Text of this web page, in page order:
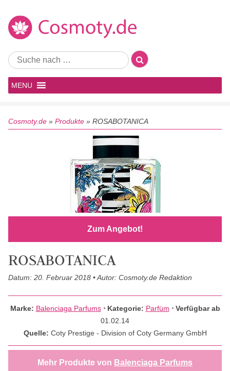
MENU
Cosmoty.de » Produkte » ROSABOTANICA
Zum Angebot!
ROSABOTANICA
Datum: 20. Februar 2018 • Autor: Cosmoty.de Redaktion
Marke: Balenciaga Parfums ⋅ Kategorie: Parfüm ⋅ Verfügbar ab
01.02.14
Quelle: Coty Prestige - Division of Coty Germany GmbH
Mehr Produkte von Balenciaga Parfums